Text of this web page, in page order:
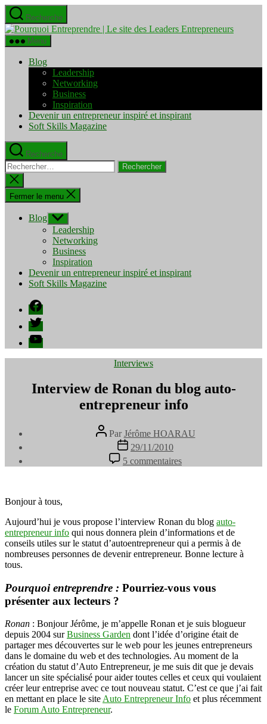
Aller
au
contenu
Recherche
Pourquoi
Menu
Blog
Leadership
Networking
Business
Inspiration
Devenir un entrepreneur inspiré et inspirant
Soft Skills Magazine
Recherche
Rechercher :
Fermer
la
recherche
Fermer le menu
Blog Afficher
le
sous-
menu
Leadership
Networking
Business
Inspiration
Devenir un entrepreneur inspiré et inspirant
Soft Skills Magazine
Facebook
Twitter
YouTube
Catégories
Interviews
Interview de Ronan du blog auto-
entrepreneur info
Auteur
de
l’article
Par Jérôme HOARAU
Date
de
l’article
29/11/2010
5 commentaires
Interview
auto-
entrepreneur
info
Bonjour à tous,
Aujourd’hui je vous propose l’interview Ronan du blog auto-
entrepreneur info qui nous donnera plein d’informations et de
conseils utiles sur le statut d’autoentrepreneur qui a permis à de
nombreuses personnes de devenir entrepreneur. Bonne lecture à
tous.
Pourquoi entreprendre : Pourriez-vous vous
présenter aux lecteurs ?
Ronan : Bonjour Jérôme, je m’appelle Ronan et je suis blogueur
depuis 2004 surBusiness Garden dont l’idée d’origine était de
partager mes découvertes sur le web pour les jeunes entrepreneurs
dans le domaine du web et des technologies. Au moment de la
création du statut d’Auto Entrepreneur, je me suis dit que je devais
lancer un site spécialisé pour aider toutes celles et ceux qui voulaient
créer leur entreprise avec ce tout nouveau statut. C’est ce que j’ai fait
en mettant en place le site Auto Entrepreneur Info et plus récemment
le Forum Auto Entrepreneur.